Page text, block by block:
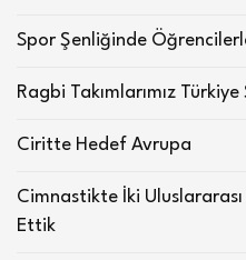
Spor Şenliğinde
Ragbi Takımlarımız Türkiye
Ciritte Hedef Avrupa
Cimnastikte İki
Ettik